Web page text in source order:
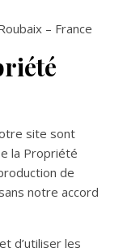
– France
site sont
la Propriété
de
notre accord
d’utiliser les